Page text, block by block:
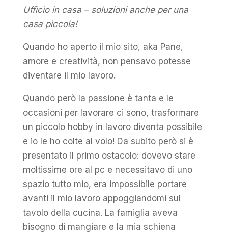
Ufficio in casa – soluzioni anche per una
casa piccola!
Quando ho aperto il mio sito, aka Pane,
amore e creatività, non pensavo potesse
diventare il mio lavoro.
Quando però la passione è tanta e le
occasioni per lavorare ci sono, trasformare
un piccolo hobby in lavoro diventa possibile
e io le ho colte al volo! Da subito però si è
presentato il primo ostacolo: dovevo stare
moltissime ore al pc e necessitavo di uno
spazio tutto mio, era impossibile portare
avanti il mio lavoro appoggiandomi sul
tavolo della cucina. La famiglia aveva
bisogno di mangiare e la mia schiena